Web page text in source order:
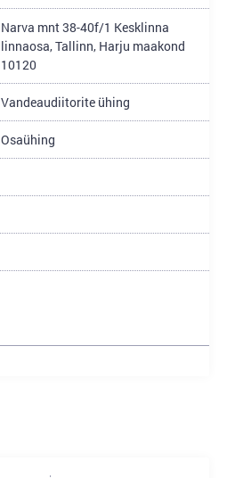
Narva mnt 38-40f/1 Kesklinna
linnaosa, Tallinn, Harju maakond
10120
Vandeaudiitorite ühing
Osaühing